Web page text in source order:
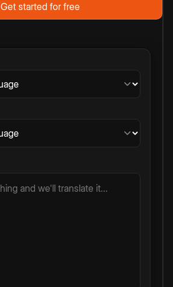
Get started for free